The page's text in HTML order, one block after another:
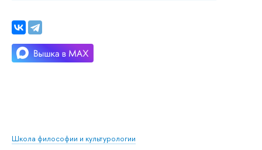
Школа философии и культурологии